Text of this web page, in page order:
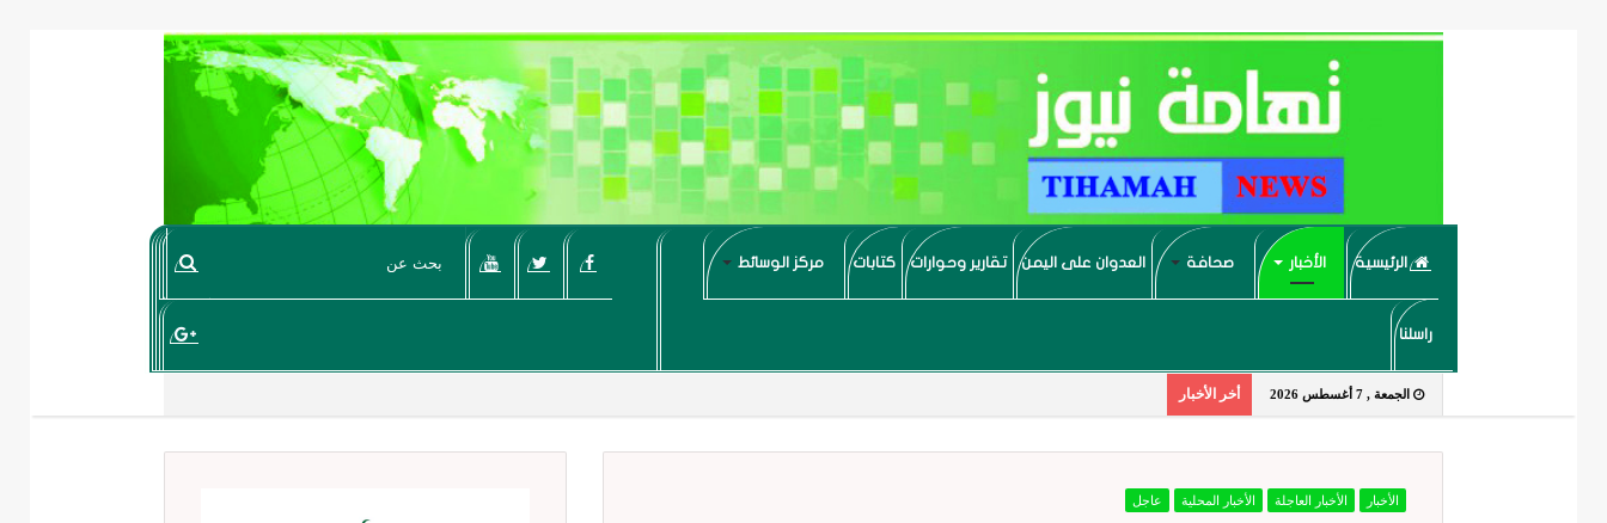
الرئيسية الأخبار صحافة العدوان على اليمن تقارير وحوارات كتابات مركز الوسائط
راسلنا
الجمعة , 7 أغسطس 2026 أخر الأخبار
الأخبار الأخبار العاجلة الأخبار المحلية عاجل